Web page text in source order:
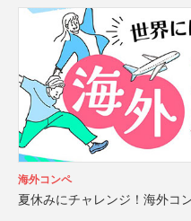
海外コンペ
夏休みにチャレンジ！海外コ